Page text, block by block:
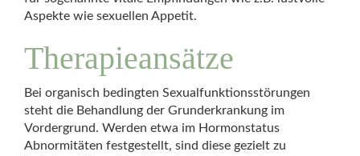
Aspekte wie sexuellen Appetit.
Therapieansätze
Bei organisch bedingten Sexualfunktionsstörungen
steht die Behandlung der Grunderkrankung im
Vordergrund. Werden etwa im Hormonstatus
Abnormitäten festgestellt, sind diese gezielt zu